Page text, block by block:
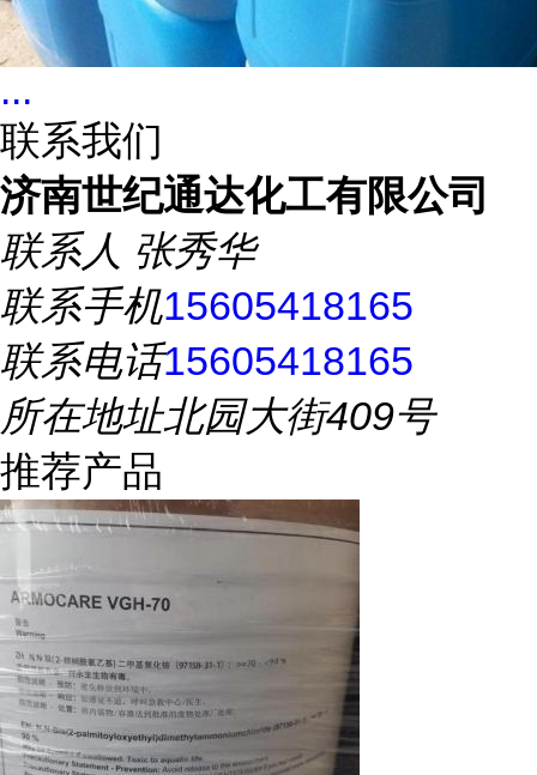
...
联系我们
济南世纪通达化工有限公司
联系人 张秀华
联系手机15605418165
联系电话15605418165
所在地址北园大街409号
推荐产品